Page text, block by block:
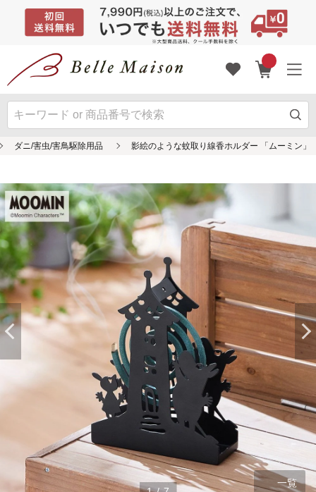
ダニ/害虫/害鳥駆除用品 影絵のような蚊取り線香ホルダー 「ムーミン」
一覧